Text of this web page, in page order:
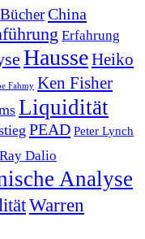
BücherChina
Erfahrung
HausseHeiko
Fahmy Ken Fisher
Liquidität
PEAD Peter Lynch
Ray Dalio
Analyse
Warren